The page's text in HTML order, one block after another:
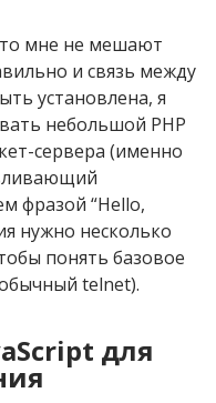
мне не мешают
и связь между
установлена, я
небольшой PHP
сервера (именно
фразой “Hello,
нужно несколько
понять базовое
telnet).
для